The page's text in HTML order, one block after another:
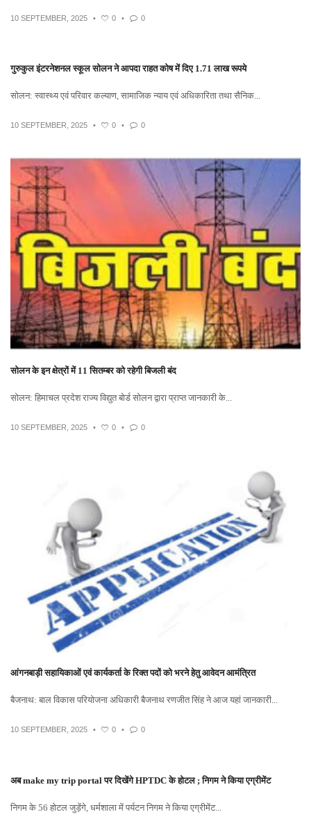
10 SEPTEMBER, 2025 • 0 • 0
गुरुकुल इंटरनेशनल स्कूल सोलन ने आपदा राहत कोष में दिए 1.71 लाख रूपये
सोलन: स्वास्थ्य एवं परिवार कल्याण, सामाजिक न्याय एवं अधिकारिता तथा सैनिक...
10 SEPTEMBER, 2025 • 0 • 0
सोलन के इन क्षेत्रों में 11 सितम्बर को रहेगी बिजली बंद
सोलन: हिमाचल प्रदेश राज्य विद्युत बोर्ड सोलन द्वारा प्राप्त जानकारी के...
10 SEPTEMBER, 2025 • 0 • 0
आंगनबाड़ी सहायिकाओं एवं कार्यकर्ता के रिक्त पदों को भरने हेतु आवेदन आमंत्रित
बैजनाथ: बाल विकास परियोजना अधिकारी बैजनाथ रणजीत सिंह ने आज यहां जानकारी...
10 SEPTEMBER, 2025 • 0 • 0
अब make my trip portal पर दिखेंगे HPTDC के होटल ; निगम ने किया एग्रीमेंट
निगम के 56 होटल जुड़ेंगे, धर्मशाला में पर्यटन निगम ने किया एग्रीमेंट...